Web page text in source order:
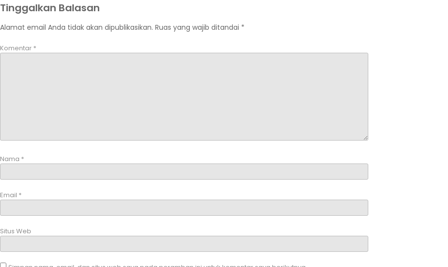
Tinggalkan Balasan
Alamat email Anda tidak akan dipublikasikan. Ruas yang wajib ditandai *
Komentar *
Nama *
Email *
Situs Web